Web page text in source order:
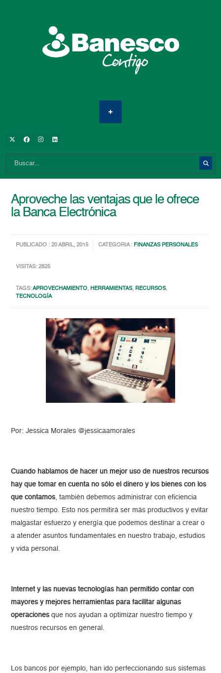
Aproveche las ventajas que le ofrece
la Banca Electrónica
PUBLICADO : 20 ABRIL, 2015 CATEGORIA : FINANZAS PERSONALES
VISITAS: 2825
TAGS:APROVECHAMIENTO,HERRAMIENTAS, RECURSOS,
TECNOLOGÍA
Por: Jessica Morales @jessicaamorales
Cuando hablamos de hacer un mejor uso de nuestros recursos
hay que tomar en cuenta no sólo el dinero y los bienes con los
que contamos, también debemos administrar con eficiencia
nuestro tiempo. Esto nos permitirá ser más productivos y evitar
malgastar esfuerzo y energía que podemos destinar a crear o
a atender asuntos fundamentales en nuestro trabajo, estudios
y vida personal.
Internet y las nuevas tecnologías han permitido contar con
mayores y mejores herramientas para facilitar algunas
operaciones que nos ayudan a optimizar nuestro tiempo y
nuestros recursos en general.
Los bancos por ejemplo, han ido perfeccionando sus sistemas